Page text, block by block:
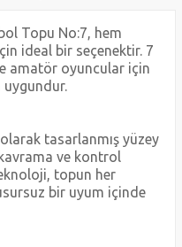
Topu No:7, hem
ideal bir seçenektir. 7
amatör oyuncular için
tasarlanmış yüzey
ve kontrol
topun her
bir uyum içinde